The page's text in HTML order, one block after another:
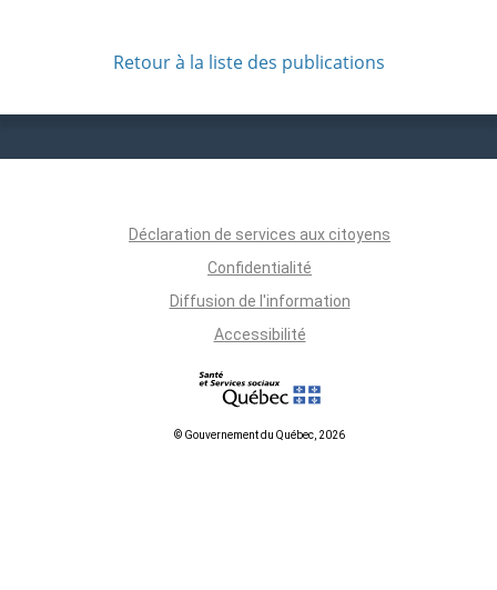
Retour à la liste des publications
Déclaration de services aux citoyens
Confidentialité
Diffusion de l'information
Accessibilité
© Gouvernement du Québec, 2026